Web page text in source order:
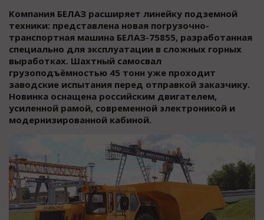
Компания БЕЛАЗ расширяет линейку подземной
техники: представлена новая погрузочно-
транспортная машина БЕЛАЗ-75855, разработанная
специально для эксплуатации в сложных горных
выработках. Шахтный самосвал
грузоподъёмностью 45 тонн уже проходит
заводские испытания перед отправкой заказчику.
Новинка оснащена российским двигателем,
усиленной рамой, современной электроникой и
модернизированной кабиной.